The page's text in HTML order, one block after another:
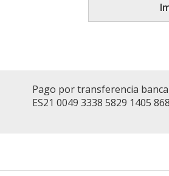
Pago por transferencia
ES21 0049 3338 5829 1405